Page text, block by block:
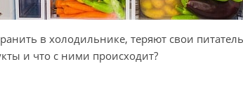
в холодильнике, теряют свои
и что с ними происходит?